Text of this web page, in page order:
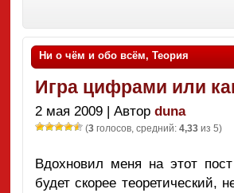
Ни о чём и обо всём, Теория
Игра цифрами или
2 мая 2009 | Автор duna
(3 голосов, средний: 4,33 из 5)
Вдохновил меня на этот
будет скорее теоретический,